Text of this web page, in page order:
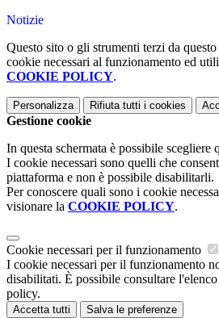
Notizie
Questo sito o gli strumenti terzi da
cookie necessari al funzionamento ed
COOKIE POLICY.
Personalizza Rifiuta tutti i cookies
Gestione cookie
In questa schermata è possibile scegliere
I cookie necessari sono quelli che
piattaforma e non è possibile disabilitarli.
Per conoscere quali sono i cookie
visionare la COOKIE POLICY.
Cookie necessari per il funzionamento
I cookie necessari per il funzionamento
disabilitati. È possibile consultare
policy.
Accetta tutti Salva le preferenze